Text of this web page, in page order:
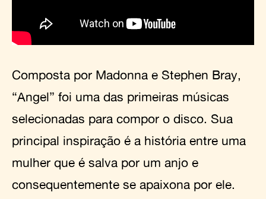
Composta por Madonna e Stephen Bray,
“Angel” foi uma das primeiras músicas
selecionadas para compor o disco. Sua
principal inspiração é a história entre uma
mulher que é salva por um anjo e
consequentemente se apaixona por ele.